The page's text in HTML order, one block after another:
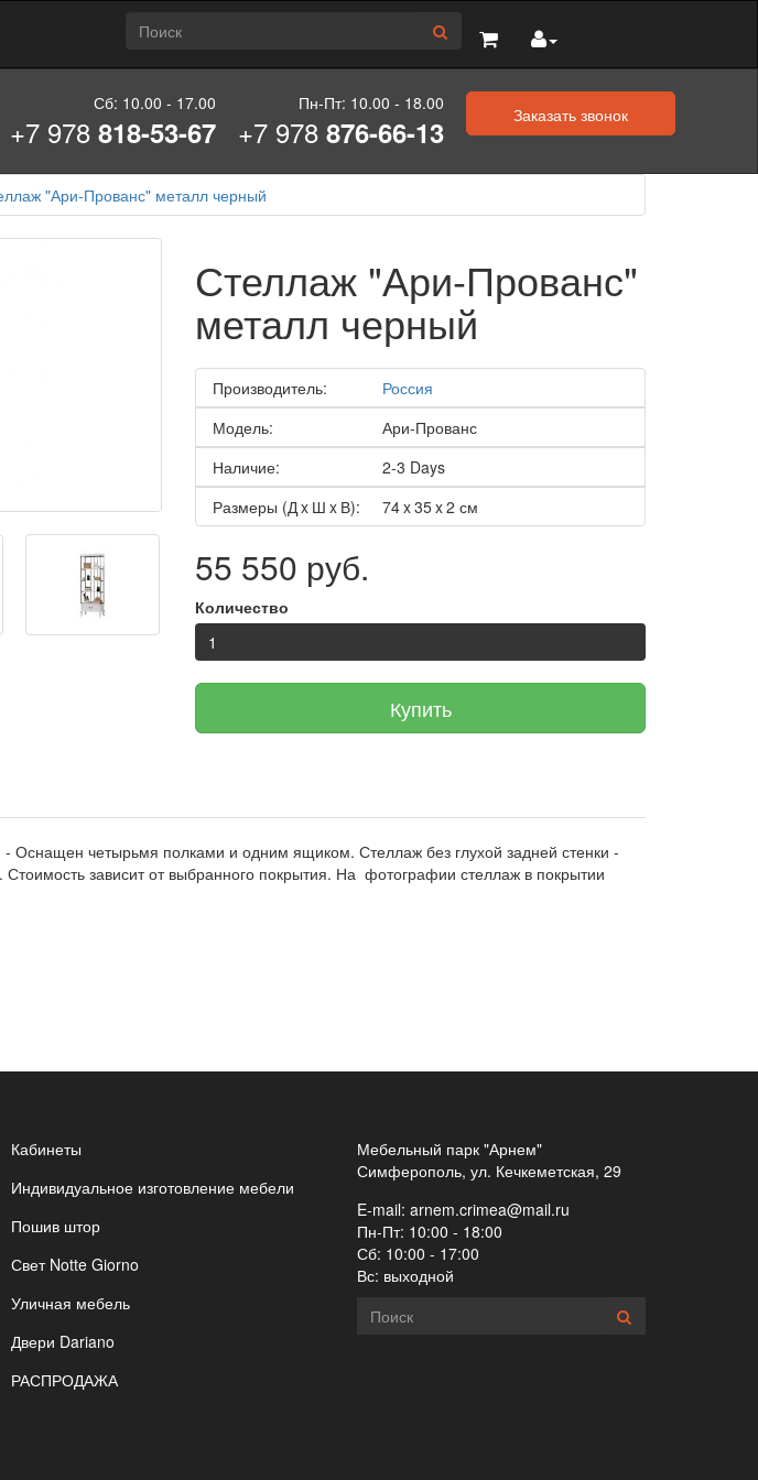
Сб: 10.00 - 17.00
+7 978818-53-67
Пн-Пт: 10.00 - 18.00
+7 978876-66-13 Заказать звонок
"Ари-Прованс" металл черный
Стеллаж "Ари-Прованс"
металл черный
Производитель:
Россия
Модель:
Ари-Прованс
Наличие:
2-3 Days
Размеры (Д x Ш x В):
74 x 35 x 2 см
55 550 руб.
Количество
Купить
Оснащен четырьмя полками и одним ящиком. Стеллаж без глухой задней стенки -
зависит от выбранного покрытия. На фотографии стеллаж в покрытии
Кабинеты
Индивидуальное изготовление мебели
Пошив штор
Свет Notte Giorno
Уличная мебель
Двери Dariano
РАСПРОДАЖА
Мебельный парк "Арнем"
Симферополь, ул. Кечкеметская, 29
E-mail: arnem.crimea@mail.ru
Пн-Пт: 10:00 - 18:00
Сб: 10:00 - 17:00
Вс: выходной